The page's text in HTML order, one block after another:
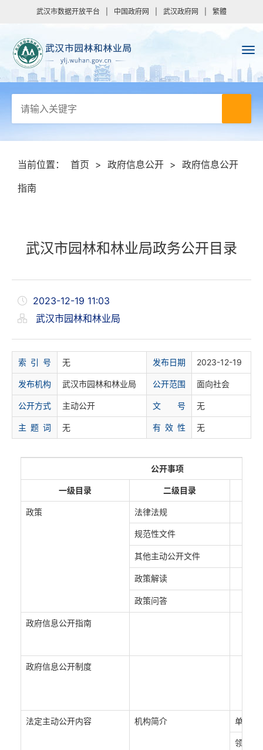
武汉市数据开放平台 中国政府网 武汉政府网 繁體
当前位置： 首页 > 政府信息公开 > 政府信息公开
指南
武汉市园林和林业局政务公开目录
2023-12-19 11:03
武汉市园林和林业局
索 引 号 无 发布日期 2023-12-19
发布机构 武汉市园林和林业局 公开范围 面向社会
公开方式 主动公开 文 号 无
主 题 词 无 有 效 性 无
公开事项
一级目录 二级目录
政策 法律法规
规范性文件
其他主动公开文件
政策解读
政策问答
政府信息公开指南
政府信息公开制度
法定主动公开内容 机构简介 单位职
领导信